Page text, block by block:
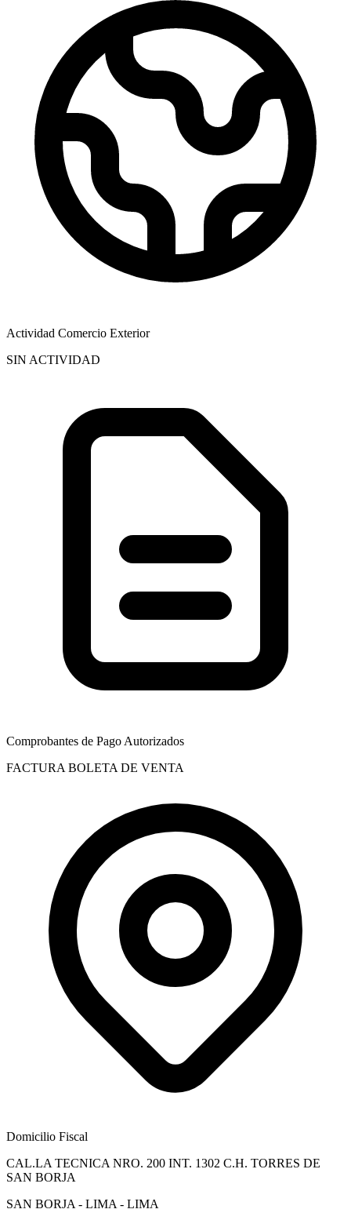
Actividad Comercio Exterior
SIN ACTIVIDAD
Comprobantes de Pago Autorizados
FACTURA BOLETA DE VENTA
Domicilio Fiscal
CAL.LA TECNICA NRO. 200 INT. 1302 C.H. TORRES DE
SAN BORJA
SAN BORJA - LIMA - LIMA